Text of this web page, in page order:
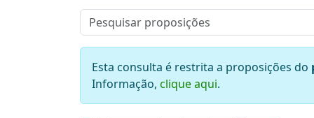
Esta consulta é restrita a proposições do
Informação, clique aqui.